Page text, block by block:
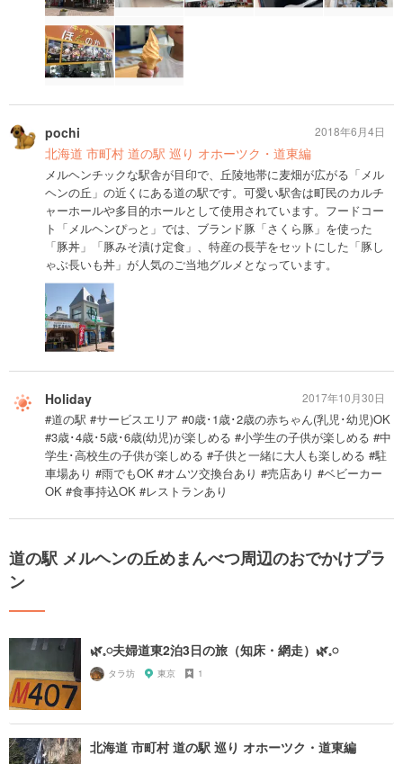
pochi
北海道 市町村 道の駅 巡り オホーツク・道東編
メルヘンチックな駅舎が目印で、丘陵地帯に麦畑が広がる「メル
ヘンの丘」の近くにある道の駅です。可愛い駅舎は町民のカルチ
ャーホールや多目的ホールとして使用されています。フードコー
ト「メルヘンぴっと」では、ブランド豚「さくら豚」を使った
「豚丼」「豚みそ漬け定食」、特産の長芋をセットにした「豚し
ゃぶ長いも丼」が人気のご当地グルメとなっています。
2018年6月4日
Holiday
#道の駅 #サービスエリア #0歳･1歳･2歳の赤ちゃん(乳児･幼児)OK
#3歳･4歳･5歳･6歳(幼児)が楽しめる #小学生の子供が楽しめる #中
学生･高校生の子供が楽しめる #子供と一緒に大人も楽しめる #駐
車場あり #雨でもOK #オムツ交換台あり #売店あり #ベビーカー
OK #食事持込OK #レストランあり
2017年10月30日
道の駅 メルヘンの丘めまんべつ周辺のおでかけプラ
ン
🌿𓈒𓏸夫婦道東2泊3日の旅（知床・網走）🌿𓈒𓏸
タラ坊 東京 1
北海道 市町村 道の駅 巡り オホーツク・道東編